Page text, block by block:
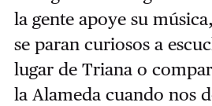
la gente apoye su
se paran curiosos a
lugar de Triana o
la Alameda cuando nos